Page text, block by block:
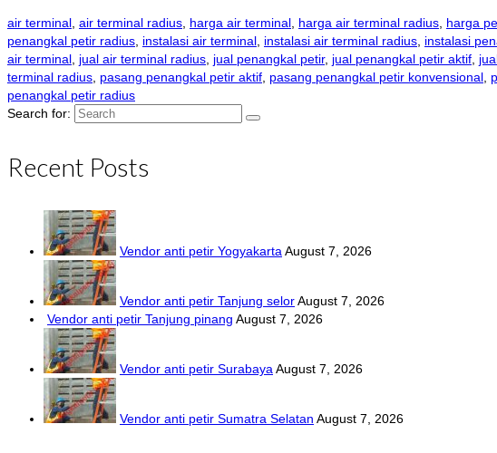
air terminal air terminal radius harga air terminal harga air terminal radius harga
penangkal petir radius instalasi air terminal instalasi air terminal radius instalasi
air terminal jual air terminal radius jual penangkal petir, jual penangkal petir aktif
terminal radius pasang penangkal petir aktif pasang penangkal petir konvensional
penangkal petir radius
Search for:
Recent Posts
Vendor anti petir Yogyakarta August 7, 2026
Vendor anti petir Tanjung selorAugust 7, 2026
Vendor anti petir Tanjung pinang August 7, 2026
Vendor anti petir Surabaya August 7, 2026
Vendor anti petir Sumatra Selatan August 7, 2026